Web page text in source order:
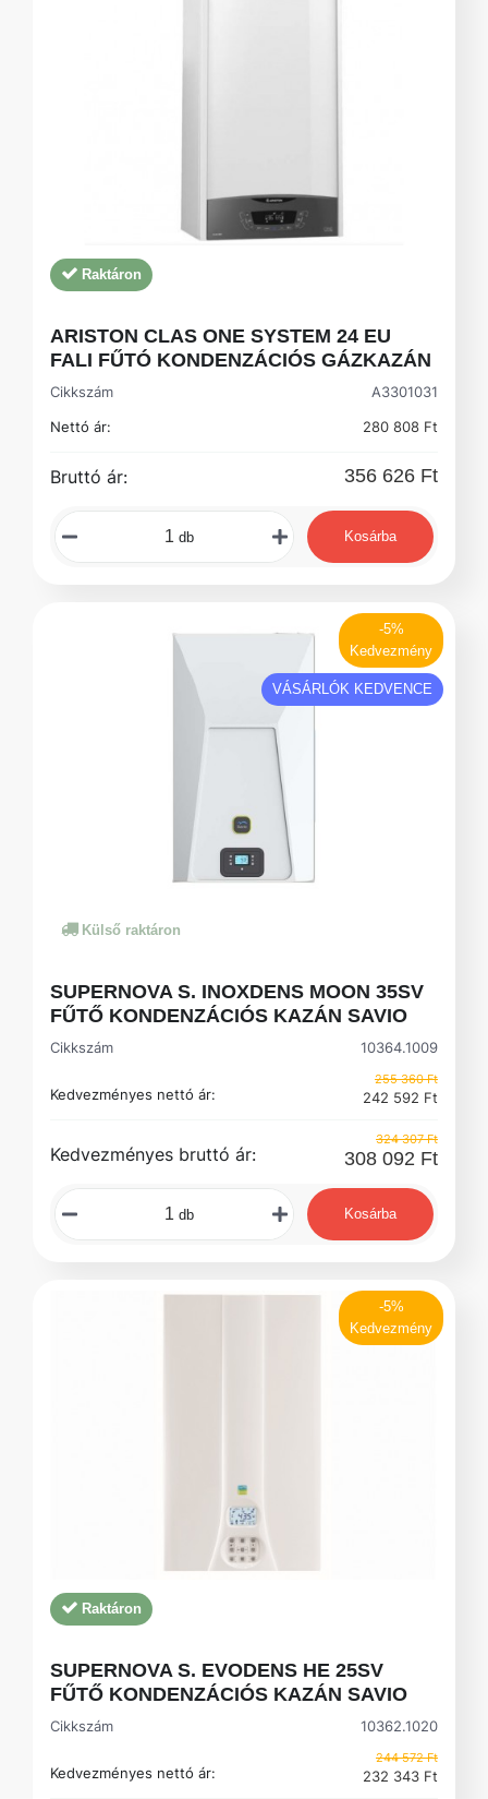
Raktáron
ARISTON CLAS ONE SYSTEM 24 EU
FALI FŰTÓ KONDENZÁCIÓS GÁZKAZÁN
Cikkszám
A3301031
Nettó ár:
280 808 Ft
Bruttó ár: 356 626 Ft
db Kosárba
-5%
Kedvezmény
VÁSÁRLÓK KEDVENCE
Külső raktáron
SUPERNOVA S. INOXDENS MOON 35SV
FŰTŐ KONDENZÁCIÓS KAZÁN SAVIO
Cikkszám 10364.1009
Kedvezményes nettó ár:
255 360 Ft
242 592 Ft
Kedvezményes bruttó ár:
324 307 Ft
308 092 Ft
db Kosárba
-5%
Kedvezmény
Raktáron
SUPERNOVA S. EVODENS HE 25SV
FŰTŐ KONDENZÁCIÓS KAZÁN SAVIO
Cikkszám 10362.1020
Kedvezményes nettó ár:
244 572 Ft
232 343 Ft